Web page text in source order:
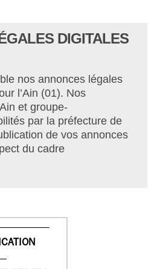
DIGITALES
nos annonces légales
l’Ain (01). Nos
et groupe-
par la préfecture de
de vos annonces
du cadre